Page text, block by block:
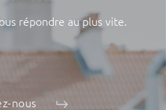
répondre au plus vite.
nous